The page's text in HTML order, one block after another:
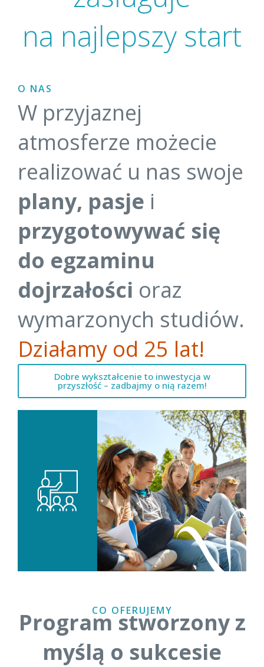
na najlepszy start
O NAS
W przyjaznej
atmosferze możecie
realizować u nas swoje
plany, pasje i
przygotowywać się
do egzaminu
dojrzałości oraz
wymarzonych studiów.
Działamy od 25 lat!
Dobre wykształcenie to inwestycja w
przyszłość – zadbajmy o nią razem!
CO OFERUJEMY
Program stworzony z
myślą o sukcesie